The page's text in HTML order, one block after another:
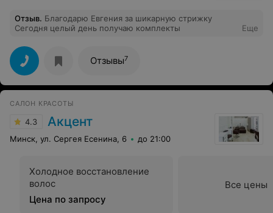
Отзыв. Благодарю Евгения за шикарную стрижку
Сегодня целый день получаю комплекты
Еще
Отзывы7
САЛОН КРАСОТЫ
4.3 Акцент
Минск, ул. Сергея Есенина, 6 до 21:00
Холодное восстановление
волос
Цена по запросу
Все цены